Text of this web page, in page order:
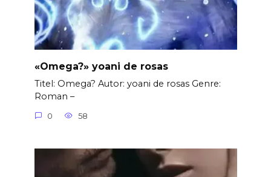
«Omega?» yoani de rosas
Titel: Omega? Autor: yoani de rosas Genre:
Roman –
0 58